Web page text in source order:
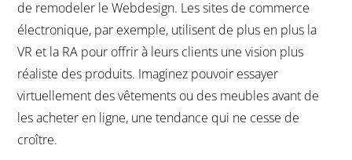
de remodeler le Webdesign. Les sites de commerce
électronique, par exemple, utilisent de plus en plus la
VR et la RA pour offrir à leurs clients une vision plus
réaliste des produits. Imaginez pouvoir essayer
virtuellement des vêtements ou des meubles avant de
les acheter en ligne, une tendance qui ne cesse de
croître.